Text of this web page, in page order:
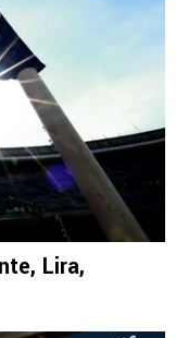
Lira,